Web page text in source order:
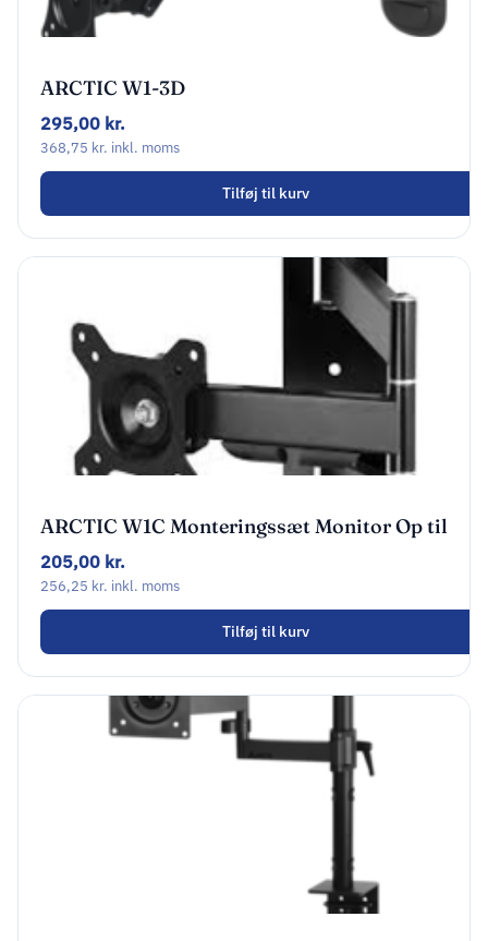
ARCTIC W1-3D
295,00 kr.
368,75 kr. inkl. moms
Tilføj til kurv
ARCTIC W1C Monteringssæt Monitor Op til
43″ / 49′ (ultra-bred)
205,00 kr.
256,25 kr. inkl. moms
Tilføj til kurv